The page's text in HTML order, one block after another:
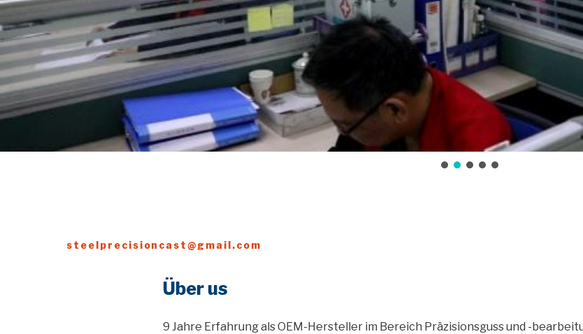
steelprecisioncast@gmail.com
Über us
9 Jahre Erfahrung als OEM-Hersteller im Bereich Präzisionsguss und -